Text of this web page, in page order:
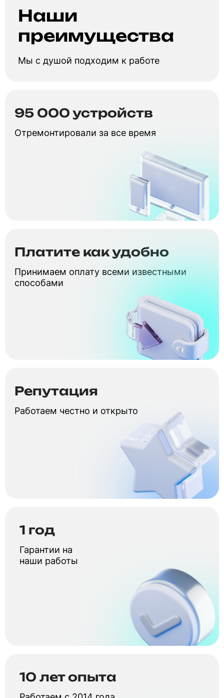
Наши
преимущества
Мы с душой подходим к работе
95 000 устройств
Отремонтировали за все время
Репутация
Работаем честно и открыто
Платите как удобно
Принимаем оплату всеми известными
способами
1 год
Гарантии на
наши работы
10 лет опыта